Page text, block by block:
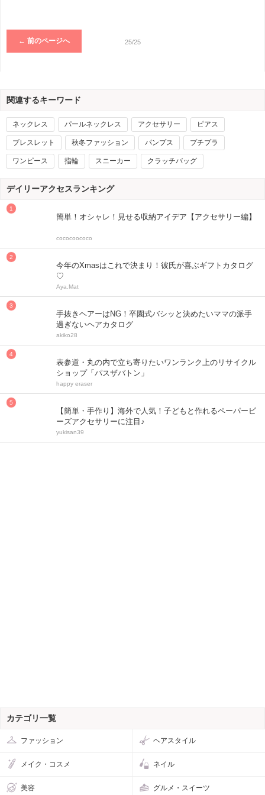
← 前のページへ 25/25
関連するキーワード
ネックレス パールネックレス アクセサリー ピアス
ブレスレット 秋冬ファッション パンプス プチプラ
ワンピース 指輪 スニーカー クラッチバッグ
デイリーアクセスランキング
簡単！オシャレ！見せる収納アイデア【アクセサリー編】
cococoococo
今年のXmasはこれで決まり！彼氏が喜ぶギフトカタログ
♡
Aya.Mat
手抜きヘアーはNG！卒園式バシッと決めたいママの派手
過ぎないヘアカタログ
akiko28
表参道・丸の内で立ち寄りたいワンランク上のリサイクル
ショップ「パスザバトン」
happy eraser
【簡単・手作り】海外で人気！子どもと作れるペーパービ
ーズアクセサリーに注目♪
yukisan39
カテゴリ一覧
ファッション ヘアスタイル
メイク・コスメ ネイル
美容 グルメ・スイーツ